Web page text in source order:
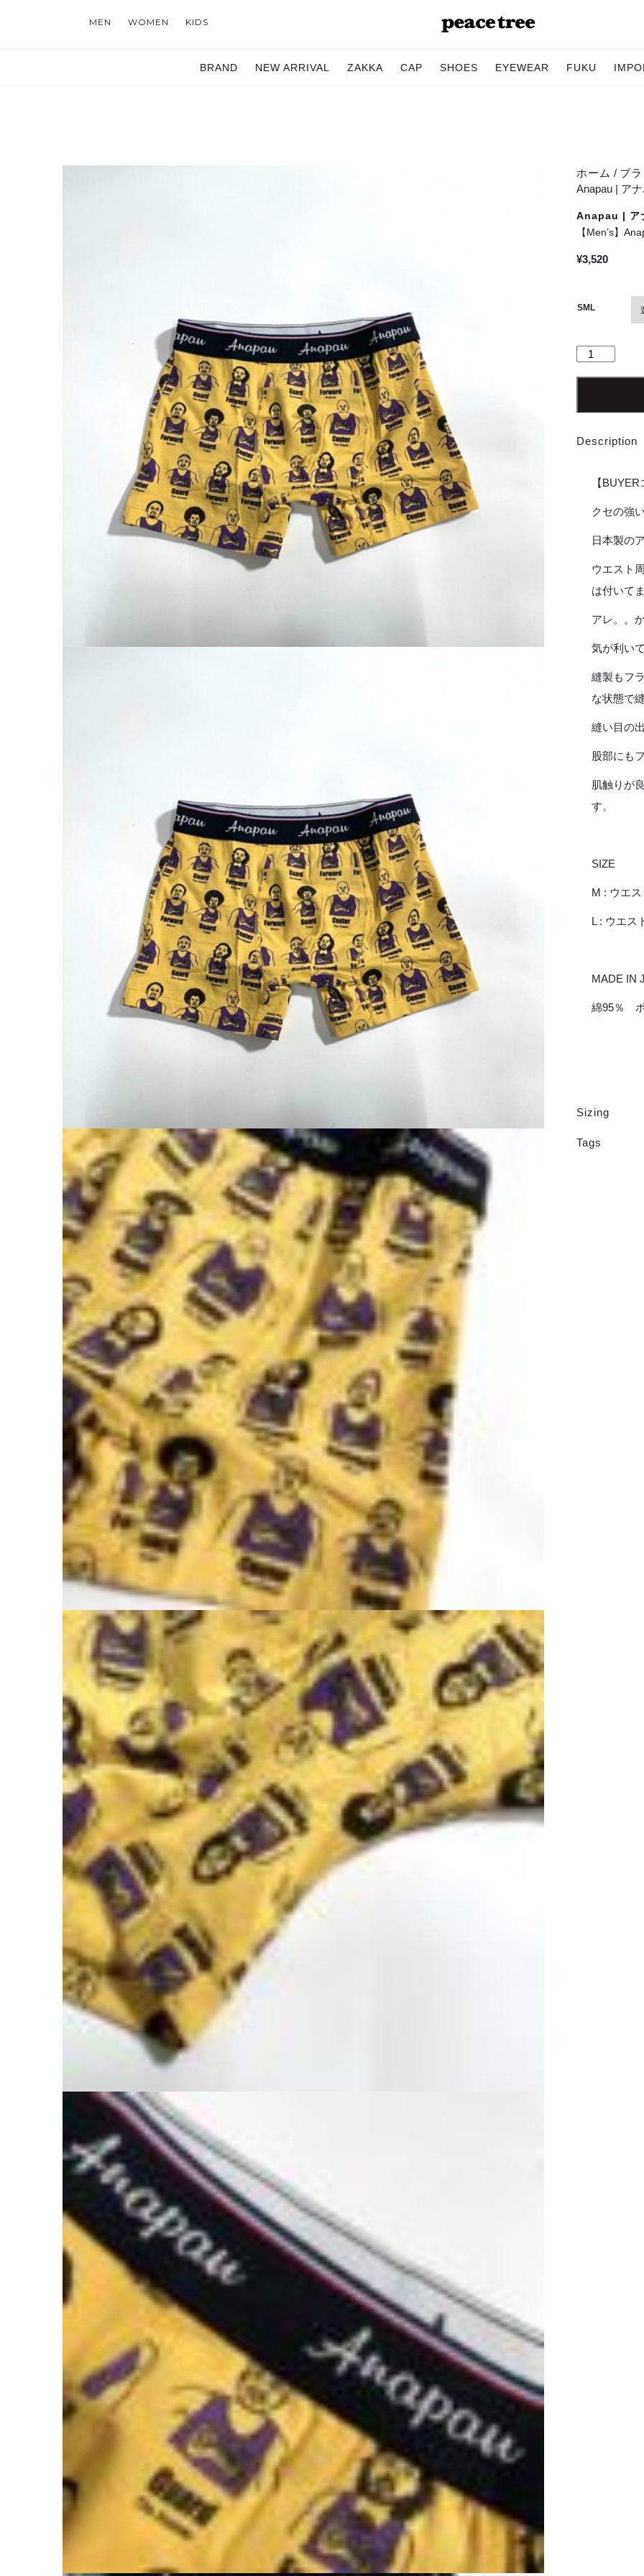
MEN WOMEN KIDS
BRAND NEW ARRIVAL ZAKKA CAP SHOES EYEWEAR FUKU
ホーム / ブ
Anapau | ア
Anapau | ア
【Men’s】
¥3,520
SML
【Men's】
ナ
ウ
YELLOW
Description
【BUYER
クセの強
日本製の
ウエスト
は付いて
アレ。。
気が利い
縫製もフ
な状態で
縫い目の
股部にも
肌触りが
す。
SIZE
M : ウエ
L : ウエス
MADE IN
綿95％
Sizing
Tags